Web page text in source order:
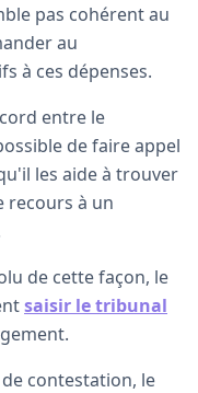
pas cohérent au
au
à ces dépenses.
entre le
de faire appel
les aide à trouver
recours à un
de cette façon, le
saisir le tribunal
contestation, le